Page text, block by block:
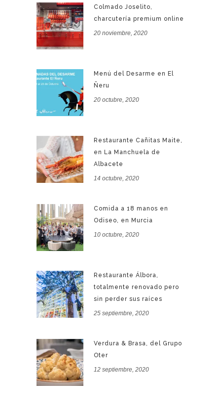
Colmado Joselito,
charcutería premium online
20 noviembre, 2020
Menú del Desarme en El
Ñeru
20 octubre, 2020
Restaurante Cañitas Maite,
en La Manchuela de
Albacete
14 octubre, 2020
Comida a 18 manos en
Odiseo, en Murcia
10 octubre, 2020
Restaurante Álbora,
totalmente renovado pero
sin perder sus raíces
25 septiembre, 2020
Verdura & Brasa, del Grupo
Oter
12 septiembre, 2020